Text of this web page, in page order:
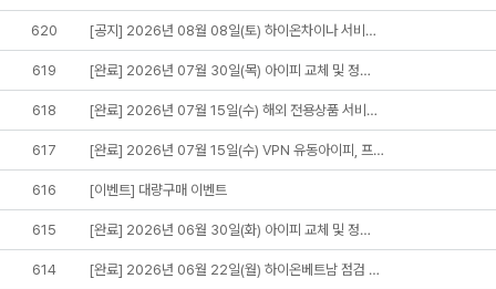
620 [공지] 2026년 08월 08일(토) 하이온차이나 서비…
619 [완료] 2026년 07월 30일(목) 아이피 교체 및 정…
618 [완료] 2026년 07월 15일(수) 해외 전용상품 서비…
617 [완료] 2026년 07월 15일(수) VPN 유동아이피, 프…
616 [이벤트] 대량구매 이벤트
615 [완료] 2026년 06월 30일(화) 아이피 교체 및 정…
614 [완료] 2026년 06월 22일(월) 하이온베트남 점검 …